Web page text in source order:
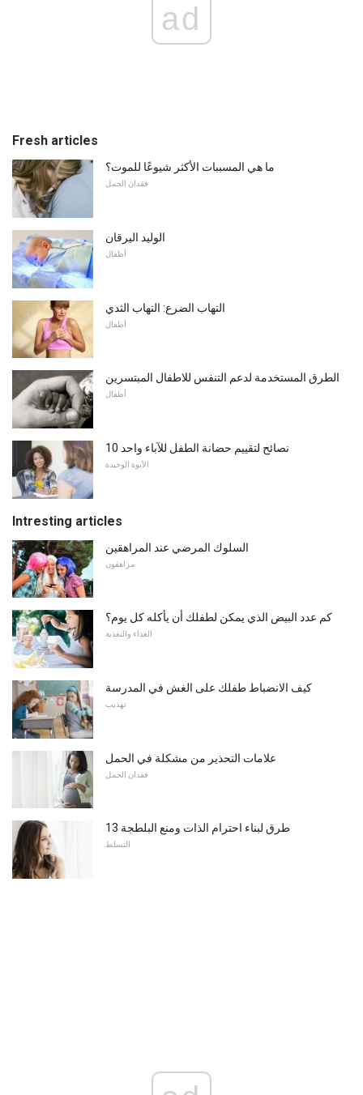
ad
Fresh articles
ما هي المسببات الأكثر شيوعًا للموت؟
فقدان الحمل
الوليد اليرقان
أطفال
التهاب الضرع: التهاب الثدي
أطفال
الطرق المستخدمة لدعم التنفس للاطفال المبتسرين
أطفال
10 نصائح لتقييم حضانة الطفل للآباء واحد
الأبوة الوحيدة
Intresting articles
السلوك المرضي عند المراهقين
مراهقون
كم عدد البيض الذي يمكن لطفلك أن يأكله كل يوم؟
الغذاء والتغذية
كيف الانضباط طفلك على الغش في المدرسة
تهذيب
علامات التحذير من مشكلة في الحمل
فقدان الحمل
13 طرق لبناء احترام الذات ومنع البلطجة
التسلط